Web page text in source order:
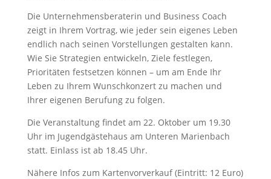
Die Unternehmensberaterin und Business Coach
zeigt in Ihrem Vortrag, wie jeder sein eigenes Leben
endlich nach seinen Vorstellungen gestalten kann.
Wie Sie Strategien entwickeln, Ziele festlegen,
Prioritäten festsetzen können – um am Ende Ihr
Leben zu Ihrem Wunschkonzert zu machen und
Ihrer eigenen Berufung zu folgen.
Die Veranstaltung findet am 22. Oktober um 19.30
Uhr im Jugendgästehaus am Unteren Marienbach
statt. Einlass ist ab 18.45 Uhr.
Nähere Infos zum Kartenvorverkauf (Eintritt: 12 Euro)